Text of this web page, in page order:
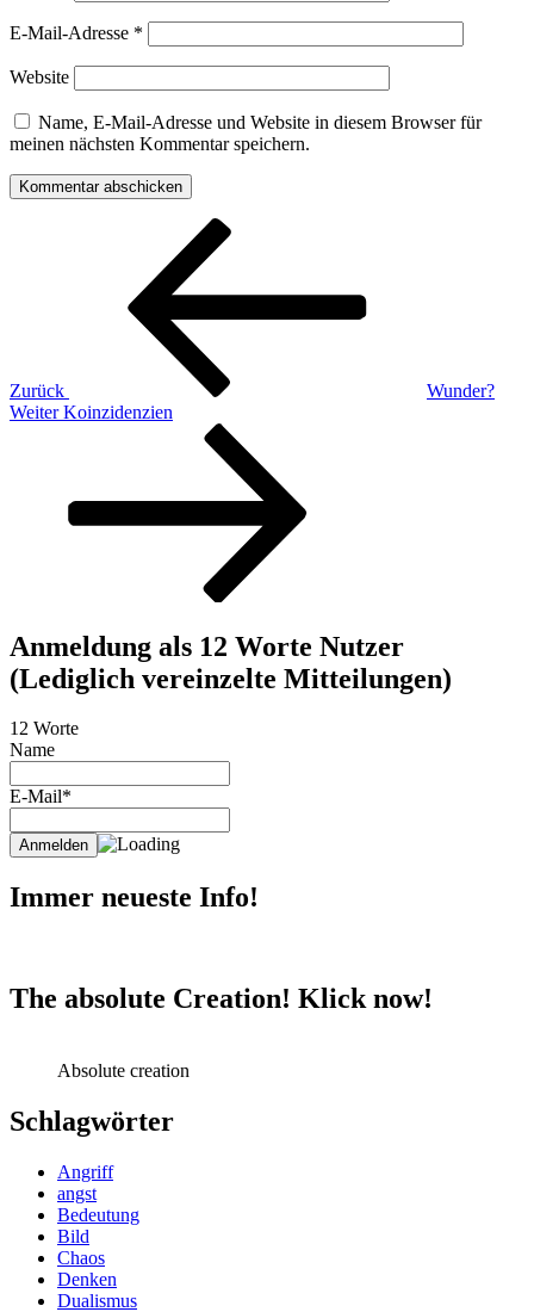
E-Mail-Adresse *
Website
Name, E-Mail-Adresse und Website in diesem Browser für
meinen nächsten Kommentar speichern.
Beitragsnavigation
Zurück
Wunder?
Nächster
Weiter Koinzidenzien
Anmeldung als 12 Worte Nutzer
(Lediglich vereinzelte Mitteilungen)
12 Worte
Name
E-Mail*
Immer neueste Info!
The absolute Creation! Klick now!
Absolute creation
Schlagwörter
Angriff
angst
Bedeutung
Bild
Chaos
Denken
Dualismus